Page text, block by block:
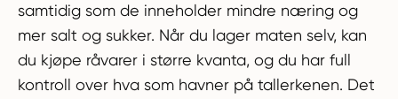
samtidig som de inneholder mindre næring og
mer salt og sukker. Når du lager maten selv, kan
du kjøpe råvarer i større kvanta, og du har full
kontroll over hva som havner på tallerkenen. Det